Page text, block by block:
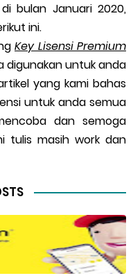
bulan Januari 2020,
ini.
Key Lisensi Premium
digunakan untuk anda
yang kami bahas
untuk anda semua
dan semoga
tulis masih work dan